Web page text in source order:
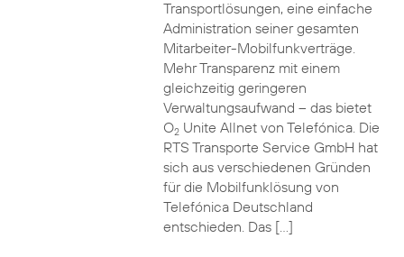
Transportlösungen, eine einfache
Administration seiner gesamten
Mitarbeiter-Mobilfunkverträge.
Mehr Transparenz mit einem
gleichzeitig geringeren
Verwaltungsaufwand – das bietet
O2Unite Allnet von Telefónica. Die
RTS Transporte Service GmbH hat
sich aus verschiedenen Gründen
für die Mobilfunklösung von
Telefónica Deutschland
entschieden. Das […]